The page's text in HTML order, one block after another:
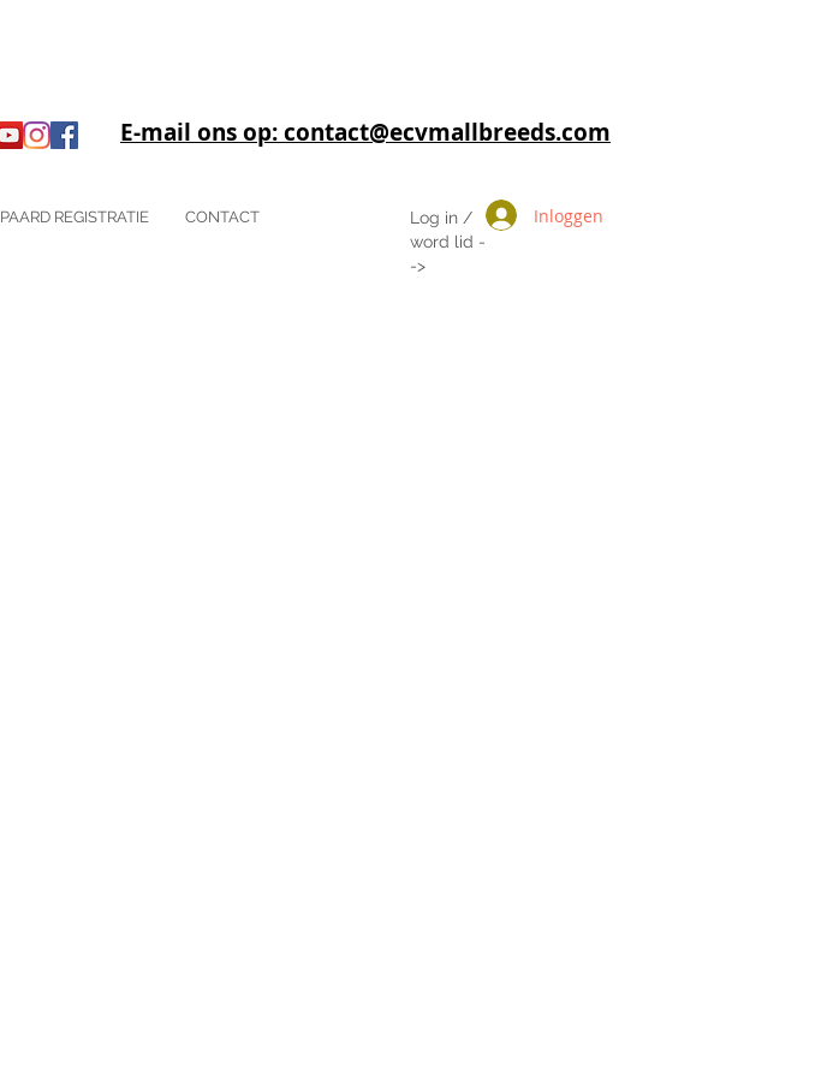
E-mail ons op: contact@ecvmallbreeds.com
PAARD REGISTRATIE CONTACT Inloggen
Log in /
word lid -
->